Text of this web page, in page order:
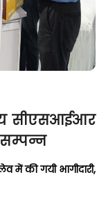
सीएसआईआर
में की गयी भागीदारी,